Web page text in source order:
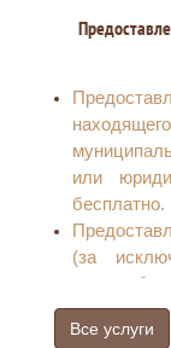
или
бесплатно.
(за
аренду без
Все услуги